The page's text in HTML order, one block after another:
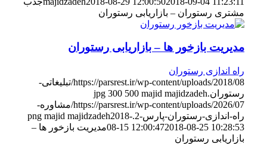
مشتری رستوران – بازاریابی رستوران
مدیریت بازخور ها – بازاریابی رستوران
راه اندازی رستوران
https://parsrest.ir/wp-content/uploads/2018/08/تبلیغاتی-
رستوران.jpg
300 500 majid majidzadeh
https://parsrest.ir/wp-content/uploads/2026/07/مشاوره-
راه-اندازی-رستوران-پارس-2.png
majid majidzadeh2018-
08-15 12:00:472018-08-25 10:28:53
مدیریت بازخور ها –
بازاریابی رستوران